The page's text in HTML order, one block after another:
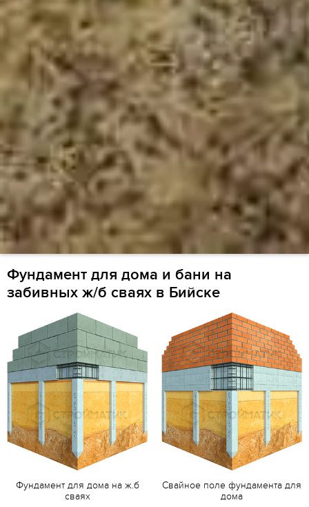
Фундамент для дома и бани на
забивных ж/б сваях в Бийске
Фундамент для дома на ж.б
сваях
Свайное поле фундамента для
дома